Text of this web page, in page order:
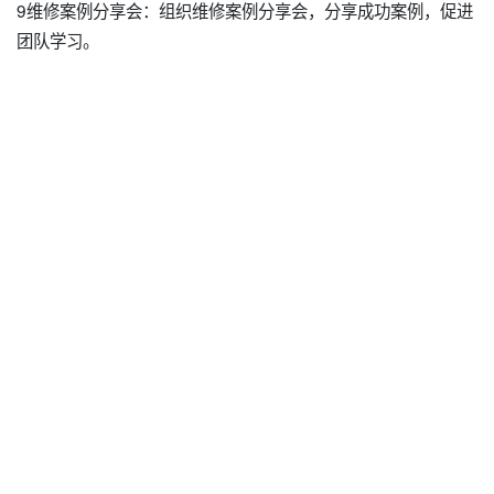
9维修案例分享会：组织维修案例分享会，分享成功案例，促进
团队学习。